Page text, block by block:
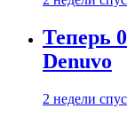
Теперь
Denuvo
2 недели